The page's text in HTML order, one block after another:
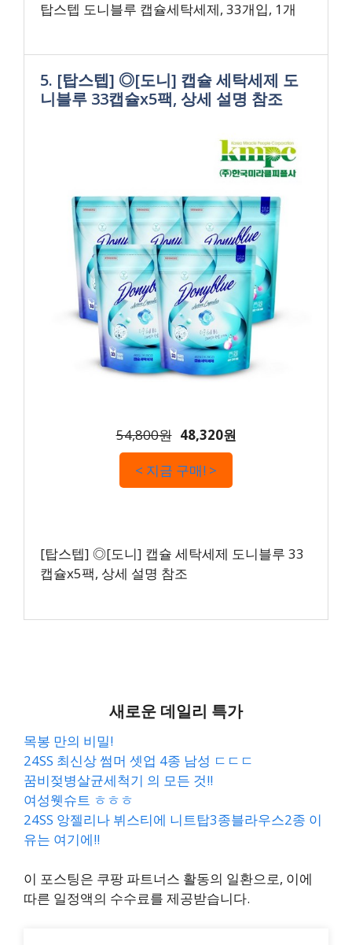
탑스텝 도니블루 캡슐세탁세제, 33개입, 1개
5. [탑스텝] ◎[도니] 캡슐 세탁세제 도
니블루 33캡슐x5팩, 상세 설명 참조
54,800원 48,320원
< 지금 구매! >
[탑스텝] ◎[도니] 캡슐 세탁세제 도니블루 33
캡슐x5팩, 상세 설명 참조
새로운 데일리 특가
목봉 만의 비밀!
24SS 최신상 썸머 셋업 4종 남성 ㄷㄷㄷ
꿈비젖병살균세척기 의 모든 것!!
여성웻슈트 ㅎㅎㅎ
24SS 앙젤리나 뷔스티에 니트탑3종블라우스2종 이
유는 여기에!!
이 포스팅은 쿠팡 파트너스 활동의 일환으로, 이에
따른 일정액의 수수료를 제공받습니다.